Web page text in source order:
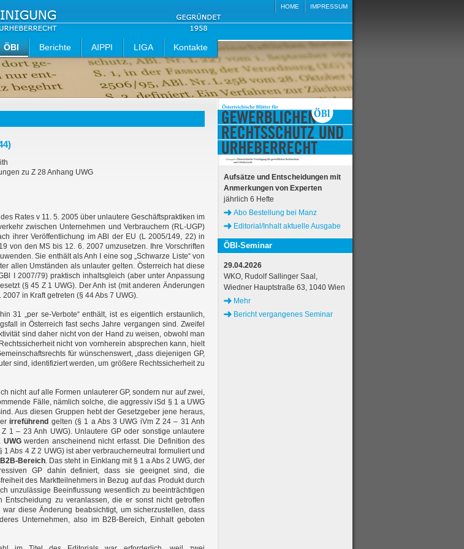
HOME IMPRESSUM
ÖBl Berichte AIPPI LIGA Kontakte
zu Z 28 Anhang UWG
Rates v 11. 5. 2005 über unlautere Geschäftspraktiken im
zwischen Unternehmen und Verbrauchern (RL-UGP)
ihrer Veröffentlichung im ABl der EU (L 2005/149, 22) in
von den MS bis 12. 6. 2007 umzusetzen. Ihre Vorschriften
Sie enthält als Anh I eine sog „Schwarze Liste“ von
allen Umständen als unlauter gelten. Österreich hat diese
I 2007/79) praktisch inhaltsgleich (aber unter Anpassung
(§ 45 Z 1 UWG). Der Anh ist (mit anderen Änderungen
in Kraft getreten (§ 44 Abs 7 UWG).
31 „per se-Verbote“ enthält, ist es eigentlich erstaunlich,
in Österreich fast sechs Jahre vergangen sind. Zweifel
sind daher nicht von der Hand zu weisen, obwohl man
nicht von vornherein absprechen kann, hielt
für wünschenswert, „dass diejenigen GP,
sind, identifiziert werden, um größere Rechtssicherheit zu
nicht auf alle Formen unlauterer GP, sondern nur auf zwei,
Fälle, nämlich solche, die aggressiv iSd § 1 a UWG
Aus diesen Gruppen hebt der Gesetzgeber jene heraus,
irreführend gelten (§ 1 a Abs 3 UWG iVm Z 24 – 31 Anh
1 – 23 Anh UWG). Unlautere GP oder sonstige unlautere
UWGwerden anscheinend nicht erfasst. Die Definition des
1 Abs 4 Z 2 UWG) ist aber verbraucherneutral formuliert und
B2B-Bereich. Das steht in Einklang mit § 1 a Abs 2 UWG, der
GP dahin definiert, dass sie geeignet sind, die
des Marktteilnehmers in Bezug auf das Produkt durch
unzulässige Beeinflussung wesentlich zu beeinträchtigen
Entscheidung zu veranlassen, die er sonst nicht getroffen
diese Änderung beabsichtigt, um sicherzustellen, dass
Unternehmen, also im B2B-Bereich, Einhalt geboten
Aufsätze und Entscheidungen mit
Anmerkungen von Experten
jährlich 6 Hefte
Abo Bestellung bei Manz
Editorial/Inhalt aktuelle Ausgabe
ÖBl-Seminar
29.04.2026
WKO, Rudolf Sallinger Saal,
Wiedner Hauptstraße 63, 1040 Wien
Mehr
Bericht vergangenes Seminar